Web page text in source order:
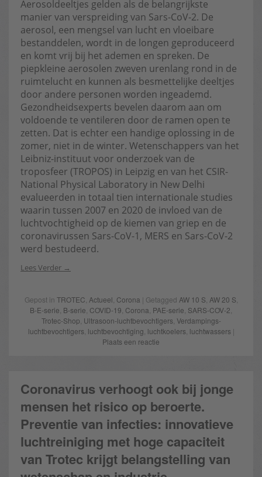
Aerosoldeeltjes gelden als de belangrijkste
manier van verspreiding van Sars-CoV-2. De
aerosol, een mengsel van lucht en vloeibare
bestanddelen, wordt in de longen geproduceerd
en komt vrij bij het ademen en spreken. De
piepkleine aerosolen zweven urenlang rond in de
ruimtelucht en kunnen als besmettelijke deeltjes
door andere personen worden ingeademd.
Gezondheidsexperts bevelen daarom aan om
voldoende te ventileren door de ramen open te
zetten. Dat is echter een handige oplossing in de
zomer, niet in de winter. Wetenschappers van het
Leibniz-instituut voor onderzoek van de
troposfeer (TROPOS) in Leipzig en van het CSIR-
National Physical Laboratory in New Delhi
evalueerden in totaal tien internationale studies
waarin tussen 2007 en 2020 de invloed van de
luchtvochtigheid op de kiemen van griep en de
coronavirussen Sars-CoV-1, MERS en Sars-CoV-2
werd bestudeerd.
Lees Verder
Gepost in TROTEC Actueel Corona | Getagged AW 10 S AW 20 S
B-E-serie B-serie COVID-19 Corona PAE-serie SARS-COV-2
Trotec-Shop Ultrasoon-luchtbevochtigers Verdampings-
luchtbevochtigers luchtbevochtiging luchtkoelers luchtwassers |
Plaats een reactie
Coronavirus verhoogt ook bij jonge
mensen het risico op beroerte.
Preventie van infecties: innovatieve
luchtreiniging met hoge capaciteit
van Trotec krijgt belangstelling van